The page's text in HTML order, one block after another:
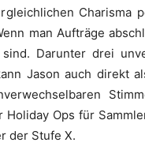
man Aufträge
Darunter drei
Jason auch direkt
Ops für
der Stufe X.